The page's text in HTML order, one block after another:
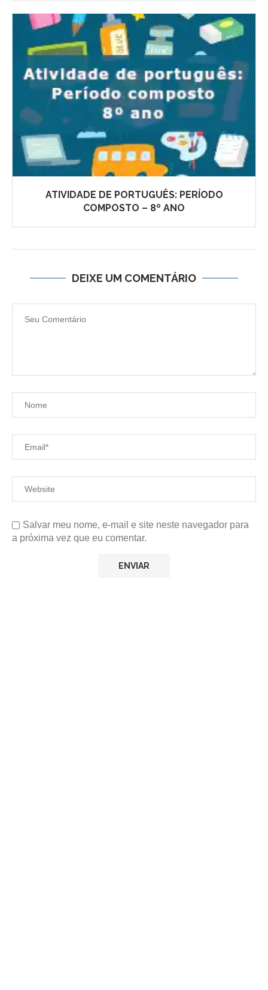
ATIVIDADE DE PORTUGUÊS: PERÍODO
COMPOSTO – 8º ANO
DEIXE UM COMENTÁRIO
Salvar meu nome, e-mail e site neste navegador para
a próxima vez que eu comentar.